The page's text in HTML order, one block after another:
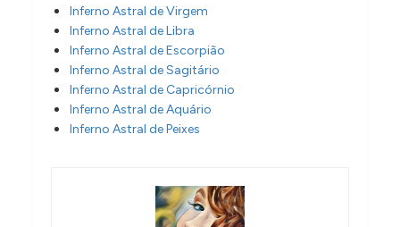
Inferno Astral de Virgem
Inferno Astral de Libra
Inferno Astral de Escorpião
Inferno Astral de Sagitário
Inferno Astral de Capricórnio
Inferno Astral de Aquário
Inferno Astral de Peixes